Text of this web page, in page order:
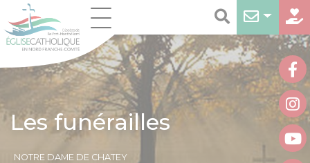
Les funérailles
NOTRE DAME DE CHATEY